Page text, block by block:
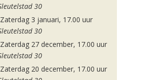
30
Zaterdag 3 januari, 17.00 uur
30
Zaterdag 27 december, 17.00 uur
30
Zaterdag 20 december, 17.00 uur